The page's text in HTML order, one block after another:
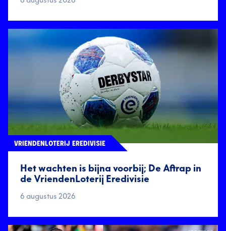
Het wachten is bijna voorbij; De Aftrap in
de VriendenLoterij Eredivisie
VRIENDENLOTERIJ EREDIVISIE
6 augustus 2026